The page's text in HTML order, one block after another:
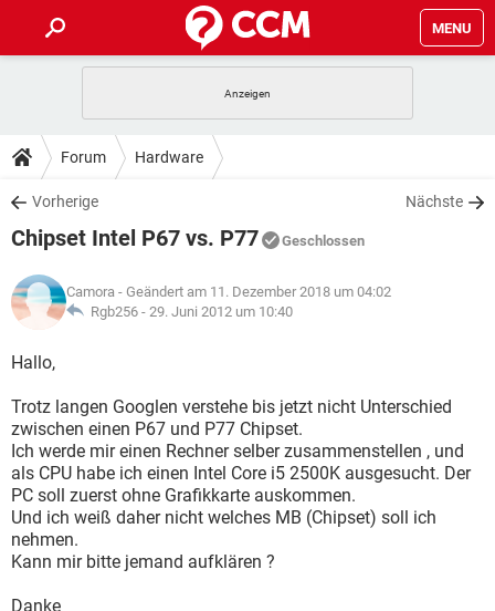
MENU
ANDROID
WINDOWS 10
WHATSAPP TIKTOK
FACEBOOK
TIPPS & TRICKS
SPIELE
WHATSAPP TIKTOK
DOWNLOADS
SPIELE STREAMING
ANDROID
WINDOWS 10 INSTAGRAM
WHATSAPP
FORUM
SPIELE STREAMING
WINDOWS 10
WHATSAPP TIKTOK
FACEBOOK HARDWARE
LEXIKON
SPIELE
WINDOWS 10 INSTAGRAM
WHATSAPP TIKTOK
FACEBOOK HARDWARE
Forum Hardware
Vorherige Nächste
Chipset Intel P67 vs. P77 Geschlossen
Camora - Geändert am 11. Dezember 2018 um 04:02
Rgb256 - 29. Juni 2012 um 10:40
Hallo,
Trotz langen Googlen verstehe bis jetzt nicht Unterschied
zwischen einen P67 und P77 Chipset.
Ich werde mir einen Rechner selber zusammenstellen , und
als CPU habe ich einen Intel Core i5 2500K ausgesucht. Der
PC soll zuerst ohne Grafikkarte auskommen.
Und ich weiß daher nicht welches MB (Chipset) soll ich
nehmen.
Kann mir bitte jemand aufklären ?
Danke